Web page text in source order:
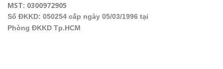
MST: 0300972905
Số ĐKKD: 050254 cấp ngày 05/03/1996 tại
Phòng ĐKKD Tp.HCM